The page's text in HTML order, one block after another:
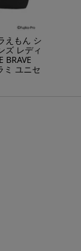
えもん シ
ズ レディ
BRAVE
ミ ユニセ